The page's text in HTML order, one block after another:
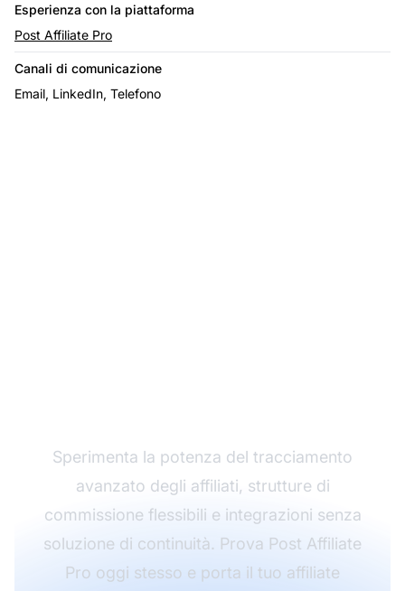
Esperienza con la piattaforma
Post Affiliate Pro
Canali di comunicazione
Email, LinkedIn, Telefono
Sperimenta la potenza del tracciamento
avanzato degli affiliati, strutture di
commissione flessibili e integrazioni senza
soluzione di continuità. Prova Post Affiliate
Pro oggi stesso e porta il tuo affiliate